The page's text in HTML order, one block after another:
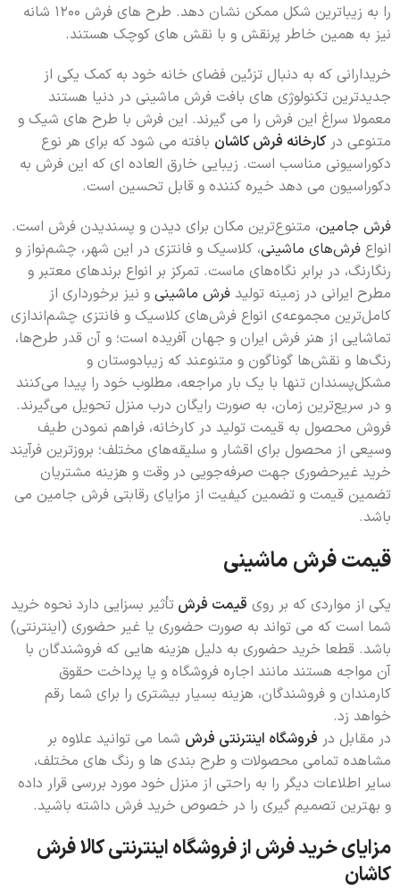
را به زیباترین شکل ممکن نشان دهد. طرح های فرش 1200 شانه
نیز به همین خاطر پرنقش و با نقش های کوچک هستند.
خریدارانی که به دنبال تزئین فضای خانه خود به کمک یکی از
جدیدترین تکنولوژی های بافت فرش ماشینی در دنیا هستند
معمولا سراغ این فرش را می گیرند. این فرش با طرح های شیک و
متنوعی درکارخانه فرش کاشان بافته می شود که برای هر نوع
دکوراسیونی مناسب است. زیبایی خارق العاده ای که این فرش به
دکوراسیون می دهد خیره کننده و قابل تحسین است.
فرش جامین، متنوع‌ترین مکان برای دیدن و پسندیدن فرش است.
انواع فرش‌های ماشینی، کلاسیک و فانتزی در این شهر، چشم‌نواز و
رنگارنگ، در برابر نگاه‌های ماست. تمرکز بر انواع برندهای معتبر و
مطرح ایرانی در زمینه تولید فرش ماشینی و نیز برخورداری از
کامل‌ترین مجموعه‌ی انواع فرش‌های کلاسیک و فانتزی چشم‌اندازی
تماشایی از هنر فرش ایران و جهان آفریده است؛ و آن قدر طرح‌ها،
رنگ‌ها و نقش‌ها گونا‌گون و متنوعند که زیبادوستان و
مشکل‌پسندان تنها با یک بار مراجعه، مطلوب خود را پیدا می‌کنند
و در سریع‌ترین زمان، به صورت رایگان درب منزل تحویل می‌گیرند.
فروش محصول به قیمت تولید در کارخانه، فراهم نمودن طیف
وسیعی از محصول برای اقشار و سلیقه‌های مختلف؛ بروزترین فرآیند
خرید غیرحضوری جهت صرفه‌جویی در وقت و هزینه مشتریان
تضمین قیمت و تضمین کیفیت از مزایای رقابتی فرش جامین می
باشد.
قیمت فرش ماشینی
یکی از مواردی که بر روی قیمت فرش تأثیر بسزایی دارد نحوه خرید
شما است که می تواند به صورت حضوری یا غیر حضوری (اینترنتی)
باشد. قطعا خرید حضوری به دلیل هزینه هایی که فروشندگان با
آن مواجه هستند مانند اجاره فروشگاه و یا پرداخت حقوق
کارمندان و فروشندگان، هزینه بسیار بیشتری را برای شما رقم
خواهد زد.
در مقابل در فروشگاه اینترنتی فرش شما می توانید علاوه بر
مشاهده تمامی محصولات و طرح بندی ها و رنگ های مختلف،
سایر اطلاعات دیگر را به راحتی از منزل خود مورد بررسی قرار داده
و بهترین تصمیم گیری را در خصوص خرید فرش داشته باشید.
مزایای خرید فرش از فروشگاه اینترنتی کالا فرش
کاشان